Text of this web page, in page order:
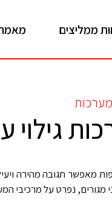
ממליצים
מאפשר תגובה מהירה
מגורים, נפרט על